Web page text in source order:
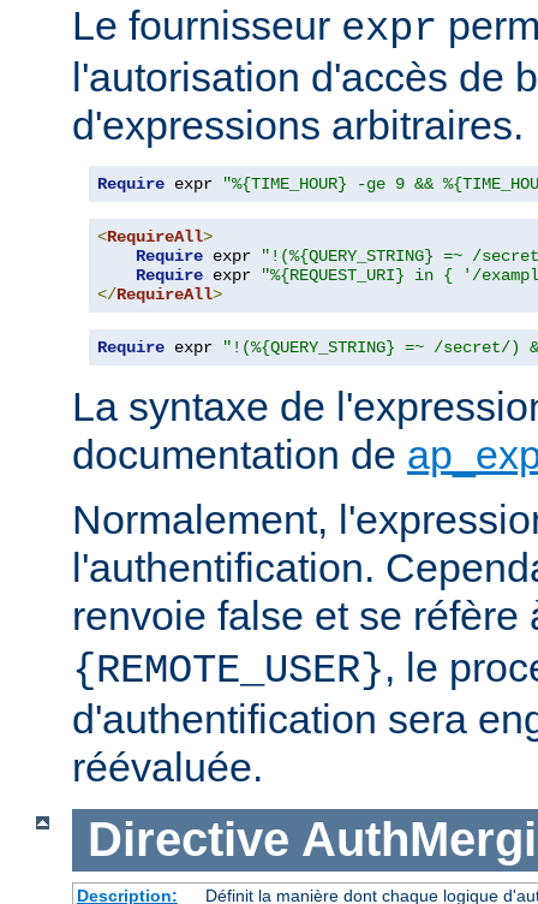
Le fournisseur expr
l'autorisation d'accès de
d'expressions arbitraires.
Require expr "%{TIME_HOUR} -ge 9 &&
<RequireAll>
Require expr
"!(%{QUERY_STRING} =~ /
Require expr
"%{REQUEST_URI} in { '/
</RequireAll>
Require expr "!(%{QUERY_STRING} =~ /
La syntaxe de
documentation de
Normalement,
l'authentification.
renvoie false et se
{REMOTE_USER}, le
d'authentification sera
réévaluée.
Directive
Description: Définit la manière dont chaque logique